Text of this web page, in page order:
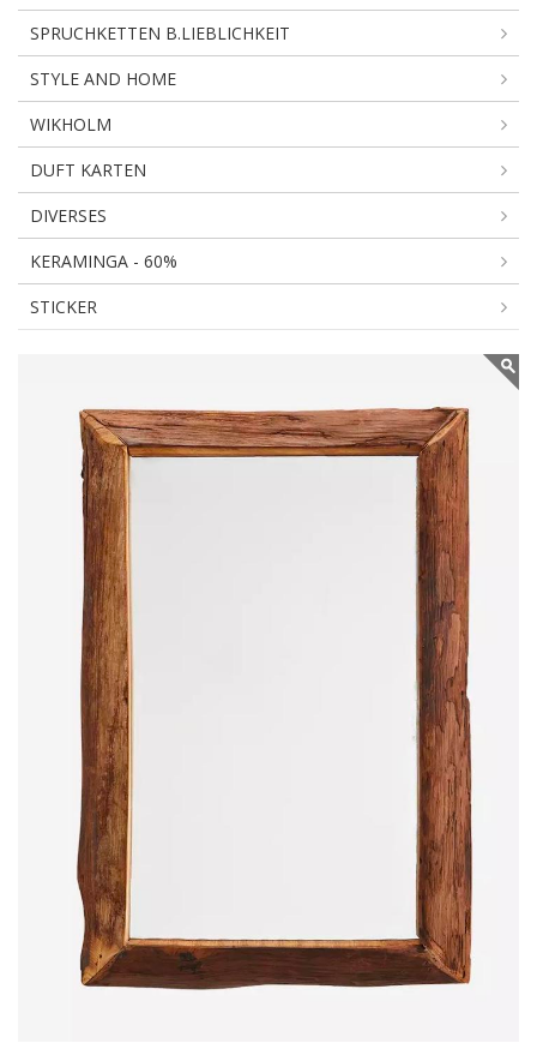
SPRUCHKETTEN B.LIEBLICHKEIT
STYLE AND HOME
WIKHOLM
DUFT KARTEN
DIVERSES
KERAMINGA - 60%
STICKER